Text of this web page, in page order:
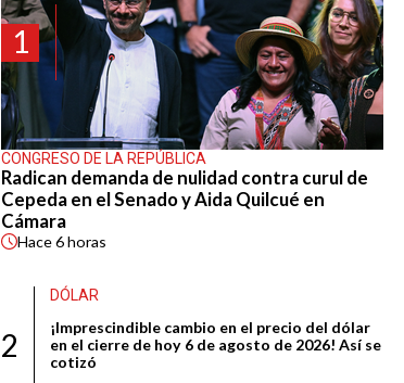
1
CONGRESO DE LA REPÚBLICA
Radican demanda de nulidad contra curul de
Cepeda en el Senado y Aida Quilcué en
Cámara
Hace6 horas
2
DÓLAR
¡Imprescindible cambio en el precio del dólar
en el cierre de hoy 6 de agosto de 2026! Así se
cotizó